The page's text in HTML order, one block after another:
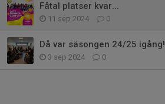
Fåtal platser kvar...
11 sep 2024 0
Då var säsongen 24/25 igång!
3 sep 2024 0